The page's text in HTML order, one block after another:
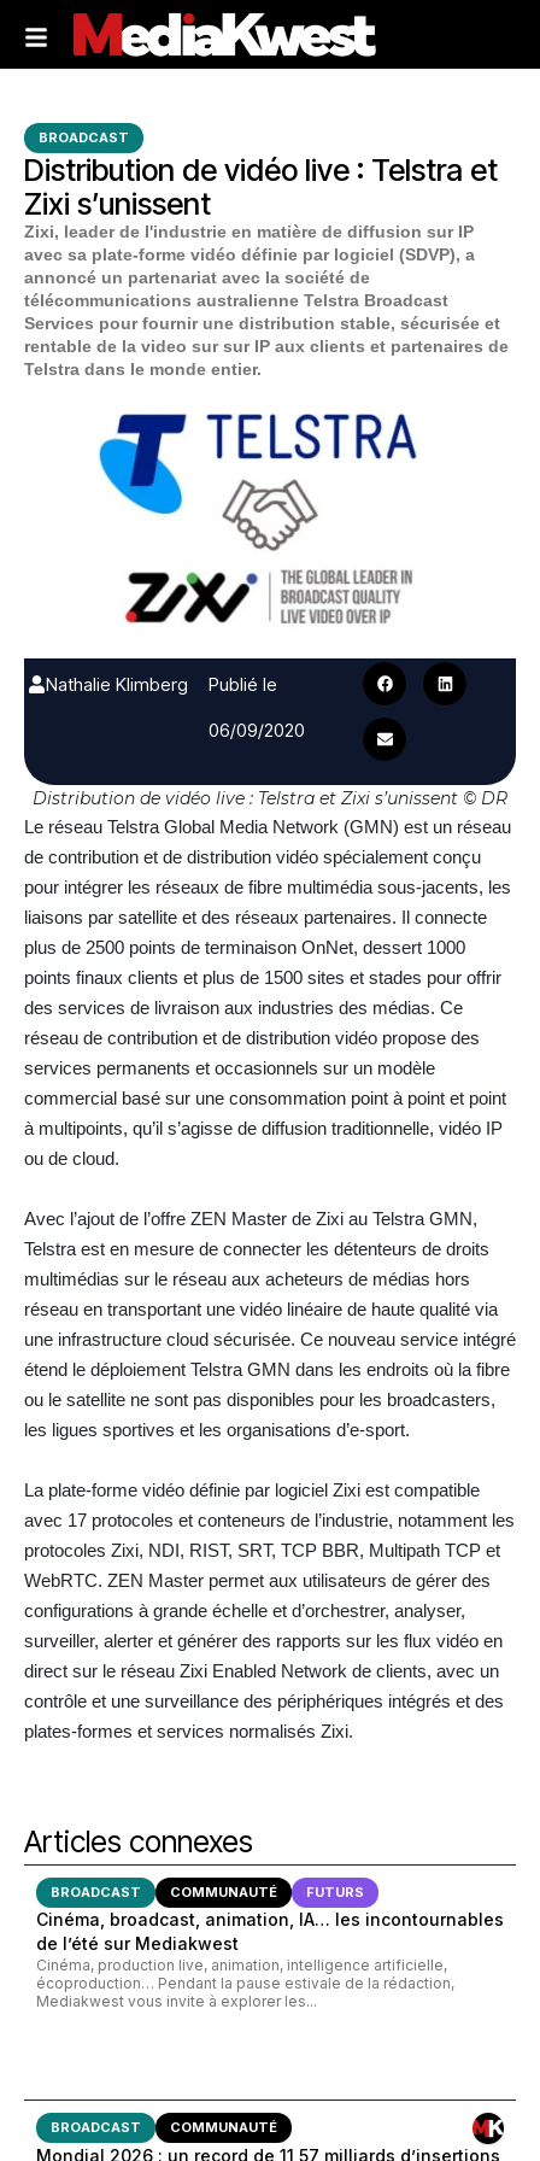
BROADCAST
Distribution de vidéo live : Telstra et
Zixi s’unissent
Zixi, leader de l'industrie en matière de diffusion sur IP
avec sa plate-forme vidéo définie par logiciel (SDVP), a
annoncé un partenariat avec la société de
télécommunications australienne Telstra Broadcast
Services pour fournir une distribution stable, sécurisée et
rentable de la video sur sur IP aux clients et partenaires de
Telstra dans le monde entier.
Nathalie Klimberg
Publié le
06/09/2020
Distribution de vidéo live : Telstra et Zixi s’unissent © DR
Le réseau Telstra Global Media Network (GMN) est un réseau
de contribution et de distribution vidéo spécialement conçu
pour intégrer les réseaux de fibre multimédia sous-jacents, les
liaisons par satellite et des réseaux partenaires. Il connecte
plus de 2500 points de terminaison OnNet, dessert 1000
points finaux clients et plus de 1500 sites et stades pour offrir
des services de livraison aux industries des médias. Ce
réseau de contribution et de distribution vidéo propose des
services permanents et occasionnels sur un modèle
commercial basé sur une consommation point à point et point
à multipoints, qu’il s’agisse de diffusion traditionnelle, vidéo IP
ou de cloud.
Avec l’ajout de l’offre ZEN Master de Zixi au Telstra GMN,
Telstra est en mesure de connecter les détenteurs de droits
multimédias sur le réseau aux acheteurs de médias hors
réseau en transportant une vidéo linéaire de haute qualité via
une infrastructure cloud sécurisée. Ce nouveau service intégré
étend le déploiement Telstra GMN dans les endroits où la fibre
ou le satellite ne sont pas disponibles pour les broadcasters,
les ligues sportives et les organisations d’e-sport.
La plate-forme vidéo définie par logiciel Zixi est compatible
avec 17 protocoles et conteneurs de l’industrie, notamment les
protocoles Zixi, NDI, RIST, SRT, TCP BBR, Multipath TCP et
WebRTC. ZEN Master permet aux utilisateurs de gérer des
configurations à grande échelle et d’orchestrer, analyser,
surveiller, alerter et générer des rapports sur les flux vidéo en
direct sur le réseau Zixi Enabled Network de clients, avec un
contrôle et une surveillance des périphériques intégrés et des
plates-formes et services normalisés Zixi.
Articles connexes
BROADCAST COMMUNAUTÉ FUTURS
Cinéma, broadcast, animation, IA… les incontournables
de l’été sur Mediakwest
Cinéma, production live, animation, intelligence artificielle,
écoproduction… Pendant la pause estivale de la rédaction,
Mediakwest vous invite à explorer les...
BROADCAST COMMUNAUTÉ
Mondial 2026 : un record de 11,57 milliards d’insertions